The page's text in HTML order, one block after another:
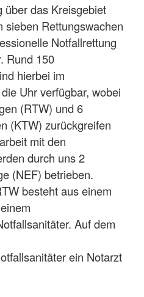
über das Kreisgebiet
sieben Rettungswachen
Notfallrettung
Rund 150
hierbei im
Uhr verfügbar, wobei
(RTW) und 6
(KTW) zurückgreifen
mit den
durch uns 2
(NEF) betrieben.
besteht aus einem
Auf dem
ein Notarzt